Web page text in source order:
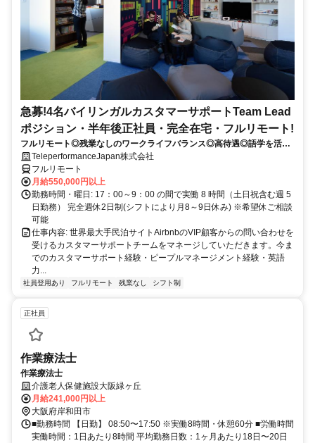
急募!4名バイリンガルカスタマーサポートTeam Lead
ポジション・半年後正社員・完全在宅・フルリモート!
フルリモート◎残業なしのワークライフバランス◎高待遇◎語学を活か
して将来キャリア有望
TeleperformanceJapan株式会社
フルリモート
月給550,000円以上
勤務時間・曜日: 17：00～9：00 の間で実働 8 時間（土日祝含む週 5
日勤務） 完全週休2日制(シフトにより月8～9日休み) ※希望休ご相談
可能
仕事内容: 世界最大手民泊サイトAirbnbのVIP顧客からの問い合わせを
受けるカスタマーサポートチームをマネージしていただきます。今ま
でのカスタマーサポート経験・ピープルマネージメント経験・英語
力...
社員登用あり フルリモート 残業なし シフト制
正社員
作業療法士
作業療法士
介護老人保健施設大阪緑ヶ丘
月給241,000円以上
大阪府岸和田市
■勤務時間 【日勤】 08:50〜17:50 ※実働8時間・休憩60分 ■労働時間
実働時間：1日あたり8時間 平均勤務日数：1ヶ月あたり18日〜20日